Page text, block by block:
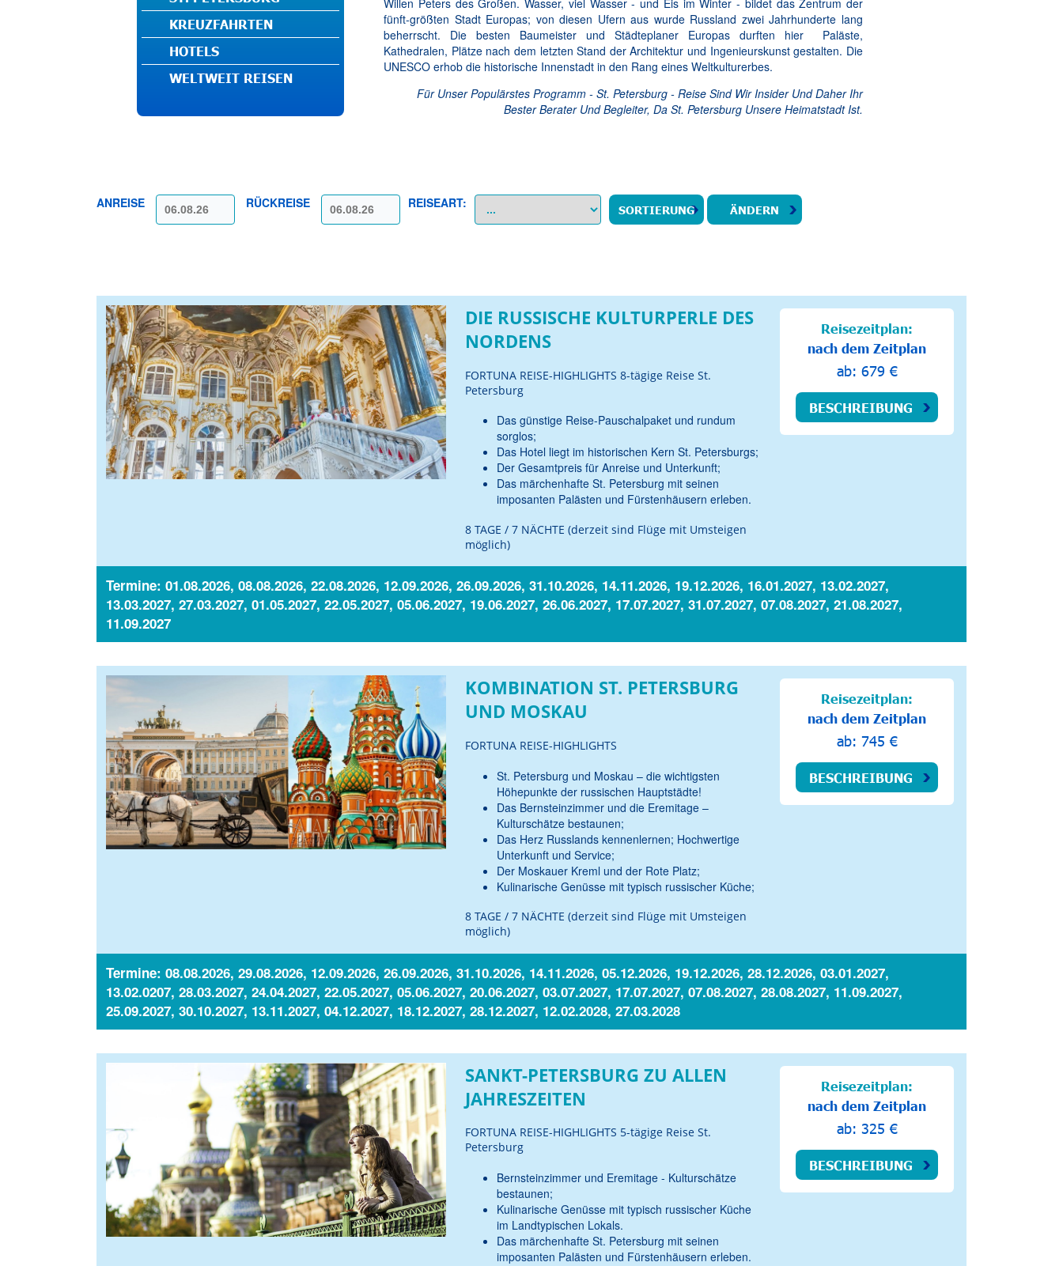
KREUZFAHRTEN
HOTELS
WELTWEIT REISEN
Willen Peters des Großen. Wasser, viel Wasser - und Eis im Winter - bildet das Zentrum der
fünft-größten Stadt Europas; von diesen Ufern aus wurde Russland zwei Jahrhunderte lang
beherrscht. Die besten Baumeister und Städteplaner Europas durften hier Paläste,
Kathedralen, Plätze nach dem letzten Stand der Architektur und Ingenieurskunst gestalten. Die
UNESCO erhob die historische Innenstadt in den Rang eines Weltkulturerbes.
Für Unser Populärstes Programm - St. Petersburg - Reise Sind Wir Insider Und Daher Ihr
Bester Berater Und Begleiter, Da St. Petersburg Unsere Heimatstadt Ist.
ANREISE RÜCKREISE REISEART:
DIE RUSSISCHE KULTURPERLE DES
NORDENS
FORTUNA REISE-HIGHLIGHTS 8-tägige Reise St.
Petersburg
Das günstige Reise-Pauschalpaket und rundum
sorglos;
Das Hotel liegt im historischen Kern St. Petersburgs;
Der Gesamtpreis für Anreise und Unterkunft;
Das märchenhafte St. Petersburg mit seinen
imposanten Palästen und Fürstenhäusern erleben.
8 TAGE / 7 NÄCHTE (derzeit sind Flüge mit Umsteigen
möglich)
Reisezeitplan:
nach dem Zeitplan
ab: 679 €
BESCHREIBUNG
Termine: 01.08.2026, 08.08.2026, 22.08.2026, 12.09.2026, 26.09.2026, 31.10.2026, 14.11.2026, 19.12.2026, 16.01.2027, 13.02.2027,
13.03.2027, 27.03.2027, 01.05.2027, 22.05.2027, 05.06.2027, 19.06.2027, 26.06.2027, 17.07.2027, 31.07.2027, 07.08.2027, 21.08.2027,
11.09.2027
KOMBINATION ST. PETERSBURG
UND MOSKAU
FORTUNA REISE-HIGHLIGHTS
St. Petersburg und Moskau – die wichtigsten
Höhepunkte der russischen Hauptstädte!
Das Bernsteinzimmer und die Eremitage –
Kulturschätze bestaunen;
Das Herz Russlands kennenlernen; Hochwertige
Unterkunft und Service;
Der Moskauer Kreml und der Rote Platz;
Kulinarische Genüsse mit typisch russischer Küche;
8 TAGE / 7 NÄCHTE (derzeit sind Flüge mit Umsteigen
möglich)
Reisezeitplan:
nach dem Zeitplan
ab: 745 €
BESCHREIBUNG
Termine: 08.08.2026, 29.08.2026, 12.09.2026, 26.09.2026, 31.10.2026, 14.11.2026, 05.12.2026, 19.12.2026, 28.12.2026, 03.01.2027,
13.02.0207, 28.03.2027, 24.04.2027, 22.05.2027, 05.06.2027, 20.06.2027, 03.07.2027, 17.07.2027, 07.08.2027, 28.08.2027, 11.09.2027,
25.09.2027, 30.10.2027, 13.11.2027, 04.12.2027, 18.12.2027, 28.12.2027, 12.02.2028, 27.03.2028
SANKT-PETERSBURG ZU ALLEN
JAHRESZEITEN
FORTUNA REISE-HIGHLIGHTS 5-tägige Reise St.
Petersburg
Bernsteinzimmer und Eremitage - Kulturschätze
bestaunen;
Kulinarische Genüsse mit typisch russischer Küche
im Landtypischen Lokals.
Das märchenhafte St. Petersburg mit seinen
imposanten Palästen und Fürstenhäusern erleben.
Reisezeitplan:
nach dem Zeitplan
ab: 325 €
BESCHREIBUNG